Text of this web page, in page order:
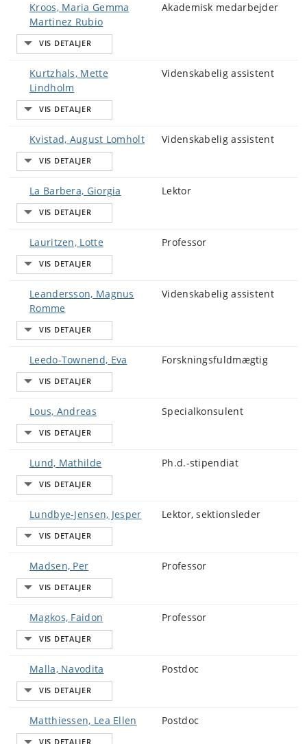
Kroos, Maria Gemma
Martinez Rubio
Akademisk medarbejder
Kurtzhals, Mette
Lindholm
Videnskabelig assistent
Kvistad, August Lomholt Videnskabelig assistent
La Barbera, Giorgia Lektor
Lauritzen, Lotte Professor
Leandersson, Magnus
Romme
Videnskabelig assistent
Leedo-Townend, Eva Forskningsfuldmægtig
Lous, Andreas Specialkonsulent
Lund, Mathilde Ph.d.-stipendiat
Lundbye-Jensen, Jesper Lektor, sektionsleder
Madsen, Per Professor
Magkos, Faidon Professor
Malla, Navodita Postdoc
Matthiessen, Lea Ellen Postdoc